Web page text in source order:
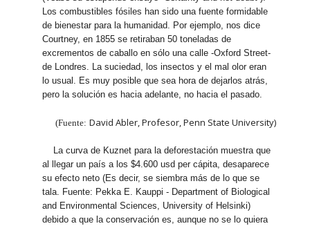
Los combustibles fósiles han sido una fuente formidable
de bienestar para la humanidad. Por ejemplo, nos dice
Courtney, en 1855 se retiraban 50 toneladas de
excrementos de caballo en sólo una calle -Oxford Street-
de Londres. La suciedad, los insectos y el mal olor eran
lo usual. Es muy posible que sea hora de dejarlos atrás,
pero la solución es hacia adelante, no hacia el pasado.
(Fuente: David Abler, Profesor, Penn State University)
La curva de Kuznet para la deforestación muestra que
al llegar un país a los $4.600 usd per cápita, desaparece
su efecto neto (Es decir, se siembra más de lo que se
tala. Fuente: Pekka E. Kauppi - Department of Biological
and Environmental Sciences, University of Helsinki)
debido a que la conservación es, aunque no se lo quiera